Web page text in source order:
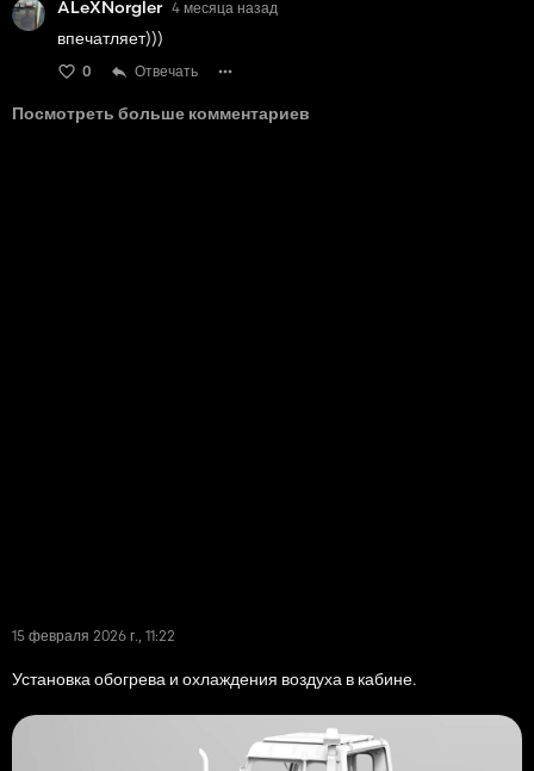
ALeXNorgler 4 месяца назад
впечатляет)))
0 Отвечать
Посмотреть больше комментариев
15 февраля 2026 г., 11:22
Установка обогрева и охлаждения воздуха в кабине.